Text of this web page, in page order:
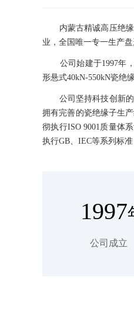
1997
公司成立
内蒙古精诚高压绝缘
业，全国唯一专一生产
公司始建于1997年，
形悬式40kN-550kN瓷绝
公司坚持科技创新的
拥有完善的瓷绝缘子生
彻执行ISO 9001质量体
执行GB、IEC等系列标